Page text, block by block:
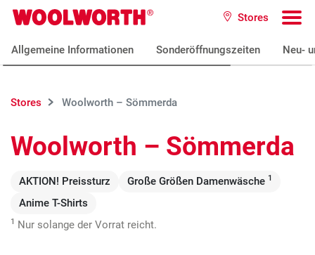
Zum Hauptinhalt
Woolworth GmbH Stores
Allgemeine Informationen Sonderöffnungszeiten Neu-
Stores Woolworth – Sömmerda
Woolworth – Sömmerda
AKTION! Preissturz Große Größen Damenwäsche 1
Anime T-Shirts
1 Nur solange der Vorrat reicht.